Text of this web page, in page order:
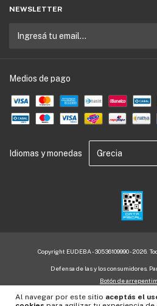
Al navegar por este sitio aceptás el
NEWSLETTER
Medios de pago
Idiomas y monedas
Copyright EUDEBA - 30536109990 - 2026.
Defensa de las y los consumidores.
Botón de